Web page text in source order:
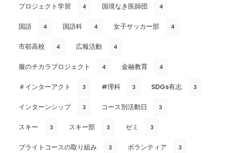
プロジェクト学習 4 国境なき医師団 4
国語 4 国語科 4 女子サッカー部 4
市邨高校 4 広報活動 4
服のチカラプロジェクト 4 金融教育 4
＃インターアクト 3 #理科 3 SDGs有志 3
インターンシップ 3 コース別活動日 3
スキー 3 スキー部 3 ゼミ 3
ブライトコースの取り組み 3 ボランティア 3